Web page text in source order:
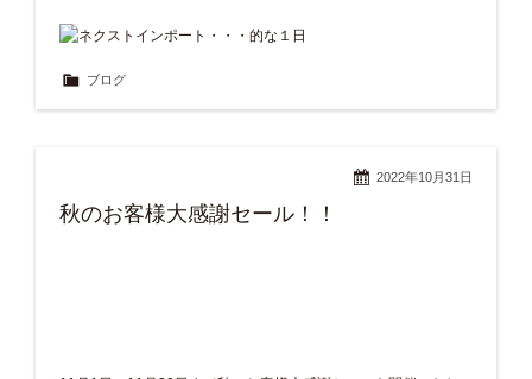
ブログ
2022年10月31日
秋のお客様大感謝セール！！